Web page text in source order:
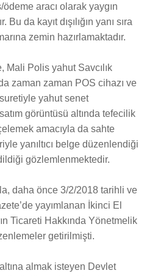
aracı olarak yaygın
da kayıt dışılığın yanı sıra
zemin hazırlamaktadır.
Mali Polis yahut Savcılık
zaman zaman POS cihazı ve
yahut senet
görüntüsü altında tefecilik
amacıyla da sahte
yanıltıcı belge düzenlendiği
gözlemlenmektedir.
daha önce 3/2/2018 tarihli ve
yayımlanan İkinci El
Ticareti Hakkında Yönetmelik
getirilmişti.
almak isteyen Devlet